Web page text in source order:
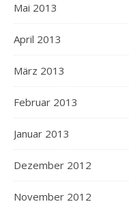
Mai 2013
April 2013
März 2013
Februar 2013
Januar 2013
Dezember 2012
November 2012